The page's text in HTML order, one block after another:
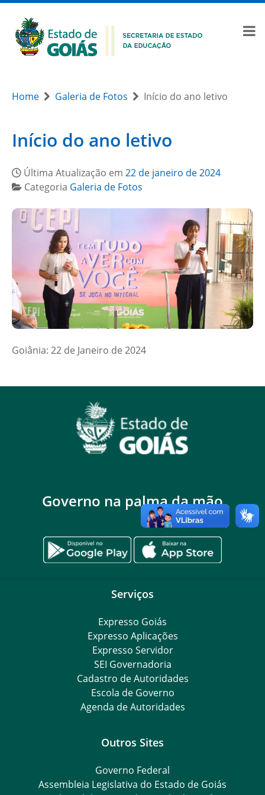
Home Galeria de Fotos Início do ano letivo
Início do ano letivo
Última Atualização em 22 de janeiro de 2024
Categoria Galeria de Fotos
Goiânia: 22 de Janeiro de 2024
Governo na palma da mão
Serviços
Expresso Goiás
Expresso Aplicações
Expresso Servidor
SEI Governadoria
Cadastro de Autoridades
Escola de Governo
Agenda de Autoridades
Outros Sites
Governo Federal
Assembleia Legislativa do Estado de Goiás